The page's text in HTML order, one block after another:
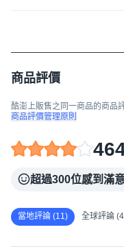
商品評價
酷澎上販售之同一商品的商品
商品評價管理原則
超過300位感到滿
當地評論 (11) 全球評論